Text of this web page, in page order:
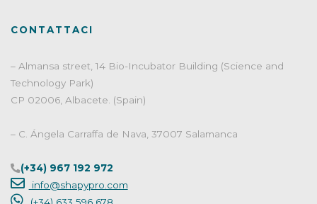
o
r
I
CONTATTACI
– Almansa street, 14 Bio-Incubator Building (Science and
Technology Park)
CP 02006, Albacete. (Spain)
– C. Ángela Carraffa de Nava, 37007 Salamanca
(+34) 967 192 972
info@shapypro.com